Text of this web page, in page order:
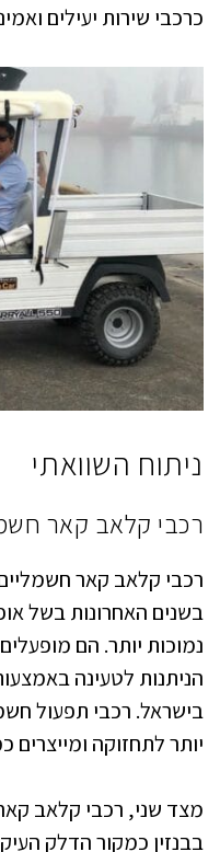
כרכבי שירות יעילים
ניתוח השוואתי
רכבי קלאב קאר
רכבי קלאב קאר חשמליים
בשנים האחרונות בשל
נמוכות יותר. הם
הניתנות לטעינה
בישראל. רכבי תפעול
יותר לתחזוקה ומייצרים
מצד שני, רכבי קלאב
בבנזין כמקור הדלק